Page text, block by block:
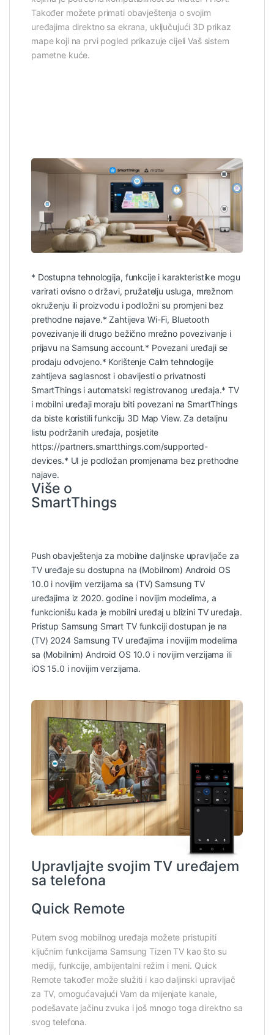
Također možete primati obavještenja o svojim
uređajima direktno sa ekrana, uključujući 3D prikaz
mape koji na prvi pogled prikazuje cijeli Vaš sistem
pametne kuće.
* Dostupna tehnologija, funkcije i karakteristike mogu
varirati ovisno o državi, pružatelju usluga, mrežnom
okruženju ili proizvodu i podložni su promjeni bez
prethodne najave.* Zahtijeva Wi-Fi, Bluetooth
povezivanje ili drugo bežično mrežno povezivanje i
prijavu na Samsung account.* Povezani uređaji se
prodaju odvojeno.* Korištenje Calm tehnologije
zahtijeva saglasnost i obavijesti o privatnosti
SmartThings i automatski registrovanog uređaja.* TV
i mobilni uređaji moraju biti povezani na SmartThings
da biste koristili funkciju 3D Map View. Za detaljnu
listu podržanih uređaja, posjetite
https://partners.smartthings.com/supported-
devices.* UI je podložan promjenama bez prethodne
najave.
Više o
SmartThings
Push obavještenja za mobilne daljinske upravljače za
TV uređaje su dostupna na (Mobilnom) Android OS
10.0 i novijim verzijama sa (TV) Samsung TV
uređajima iz 2020. godine i novijim modelima, a
funkcionišu kada je mobilni uređaj u blizini TV uređaja.
Pristup Samsung Smart TV funkciji dostupan je na
(TV) 2024 Samsung TV uređajima i novijim modelima
sa (Mobilnim) Android OS 10.0 i novijim verzijama ili
iOS 15.0 i novijim verzijama.
Upravljajte svojim TV uređajem
sa telefona
Quick Remote
Putem svog mobilnog uređaja možete pristupiti
ključnim funkcijama Samsung Tizen TV kao što su
mediji, funkcije, ambijentalni režim i meni. Quick
Remote također može služiti i kao daljinski upravljač
za TV, omogućavajući Vam da mijenjate kanale,
podešavate jačinu zvuka i još mnogo toga direktno sa
svog telefona.